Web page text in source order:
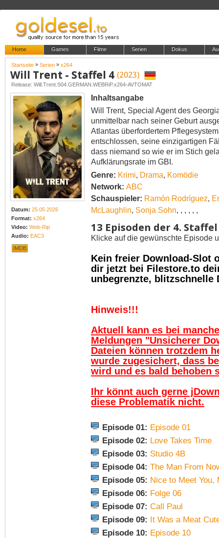
Home Games Filme Serien Dokus
Startseite » Serien » x264
Will Trent - Staffel 4 (2023)
Release: Will.Trent.S04.GERMAN.WEBRiP.x264-AVTOMAT
Datum: 25.05.2026
Format: x264
Video: Web-Rip
Audio: EAC3
IMDB
Inhaltsangabe
Will Trent, Special Agent des
unmittelbar nach seiner Geburt
Atlantas überfordertem
entschlossen, seine einzigartigen
dass niemand so wie er im Stich
Aufklärungsrate im GBI.
Genre: Krimi, Drama, Komödie
Network: ABC
Schauspieler: Ramón Rodríguez,
McLaughlin, Sonja Sohn, , , , , ,
13 Episoden der 4. Staffel
Klicke auf die gewünschte Episode
Kein freier Download-Slot
dir jetzt bei Filestore.to
unbegrenzte, blitzschnelle
Hinweis!!!
Aktuell kann es bei
Meldungen "Unsicherer
Dateien können trotzdem
wurde zugesichert, dass
wird und es bald behoben
Ihr könnt auch gerne
diese Problematik nicht.
Episode 01: Episode 01
Episode 02: Love Takes Time
Episode 03: Studio 4B
Episode 04: The Man From
Episode 05: Nice to Meet You,
Episode 06: Folge 06
Episode 07: Call Paul
Episode 09: It Was a Meat
Episode 10: Episode 10